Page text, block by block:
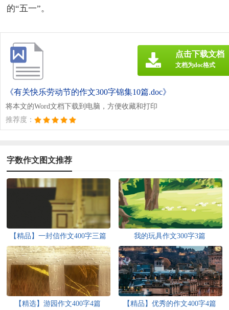
的“五一”。
《有关快乐劳动节的作文300字锦集10篇.doc》
将本文的Word文档下载到电脑，方便收藏和打印
推荐度：
点击下载文档
文档为doc格式
字数作文图文推荐
【精品】一封信作文400字三篇 我的玩具作文300字3篇
【精选】游园作文400字4篇 【精品】优秀的作文400字4篇